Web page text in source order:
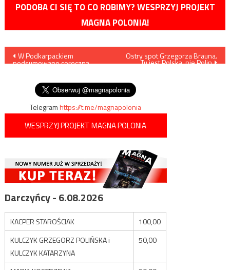
PODOBA CI SIĘ TO CO ROBIMY? WESPRZYJ PROJEKT
MAGNA POLONIA!
Nawigacja
W Podkarpackiem
podsumowano coroczną
Ostry spot Grzegorza Brauna.
Tu jest Polska, nie Polin
Telegramhttps://t.me/magnapolonia
WESPRZYJ PROJEKT MAGNA POLONIA
Darczyńcy - 6.08.2026
KACPER STAROŚCIAK
100,00
KULCZYK GRZEGORZ POLIŃSKA i
KULCZYK KATARZYNA
50,00